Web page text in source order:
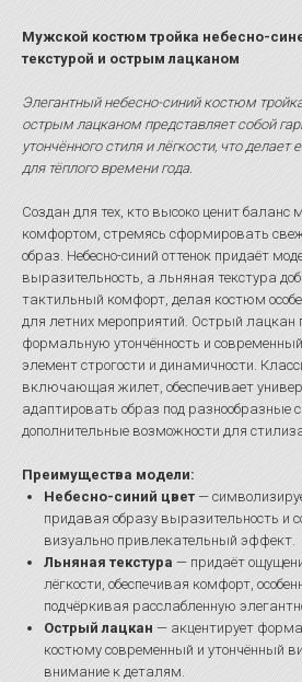
Мужской костюм тройка небесно-
текстурой и острым лацканом
Элегантный небесно-синий костюм
острым лацканом представляет собой
утончённого стиля и лёгкости, что
для тёплого времени года.
Создан для тех, кто высоко ценит баланс
комфортом, стремясь сформировать
образ. Небесно-синий оттенок придаёт
выразительность, а льняная текстура
тактильный комфорт, делая костюм
для летних мероприятий. Острый лацкан
формальную утончённость и
элемент строгости и динамичности.
включающая жилет, обеспечивает
адаптировать образ под разнообразные
дополнительные возможности для
Преимущества модели:
Небесно-синий цвет —
придавая образу выразительность и
визуально привлекательный эффект.
Льняная текстура — придаёт
лёгкости, обеспечивая комфорт,
подчёркивая расслабленную
Острый лацкан — акцентирует
костюму современный и утончённый
внимание к деталям.